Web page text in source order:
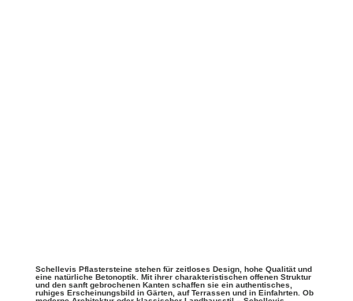
Schellevis Pflastersteine stehen für zeitloses Design, hohe Qualität und
eine natürliche Betonoptik. Mit ihrer charakteristischen offenen Struktur
und den sanft gebrochenen Kanten schaffen sie ein authentisches,
ruhiges Erscheinungsbild in Gärten, auf Terrassen und in Einfahrten. Ob